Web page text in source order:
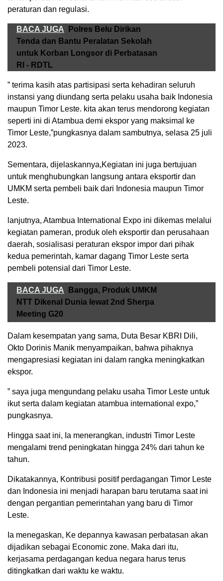
peraturan dan regulasi.
BACA JUGA
Polres Belu Dirikan
Tenda dan Bantu Peralatan Sekolah
untuk Korban Longsor di Perbatasan
RI - RDTL
” terima kasih atas partisipasi serta kehadiran seluruh
instansi yang diundang serta pelaku usaha baik Indonesia
maupun Timor Leste. kita akan terus mendorong kegiatan
seperti ini di Atambua demi ekspor yang maksimal ke
Timor Leste,”pungkasnya dalam sambutnya, selasa 25 juli
2023.
Sementara, dijelaskannya,Kegiatan ini juga bertujuan
untuk menghubungkan langsung antara eksportir dan
UMKM serta pembeli baik dari Indonesia maupun Timor
Leste.
lanjutnya, Atambua International Expo ini dikemas melalui
kegiatan pameran, produk oleh eksportir dan perusahaan
daerah, sosialisasi peraturan ekspor impor dari pihak
kedua pemerintah, kamar dagang Timor Leste serta
pembeli potensial dari Timor Leste.
BACA JUGA
Bangga, Produk UMKM
NTT Dikenal Dunia lewat 2nd Sherpa
Meeting G20
Dalam kesempatan yang sama, Duta Besar KBRI Dili,
Okto Dorinis Manik menyampaikan, bahwa pihaknya
mengapresiasi kegiatan ini dalam rangka meningkatkan
ekspor.
” saya juga mengundang pelaku usaha Timor Leste untuk
ikut serta dalam kegiatan atambua international expo,”
pungkasnya.
Hingga saat ini, Ia menerangkan, industri Timor Leste
mengalami trend peningkatan hingga 24% dari tahun ke
tahun.
Dikatakannya, Kontribusi positif perdagangan Timor Leste
dan Indonesia ini menjadi harapan baru terutama saat ini
dengan pergantian pemerintahan yang baru di Timor
Leste.
Ia menegaskan, Ke depannya kawasan perbatasan akan
dijadikan sebagai Economic zone. Maka dari itu,
kerjasama perdagangan kedua negara harus terus
ditingkatkan dari waktu ke waktu.